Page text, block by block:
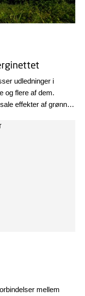
udledninger i
og flere af dem.
effekter af grønne
mellem